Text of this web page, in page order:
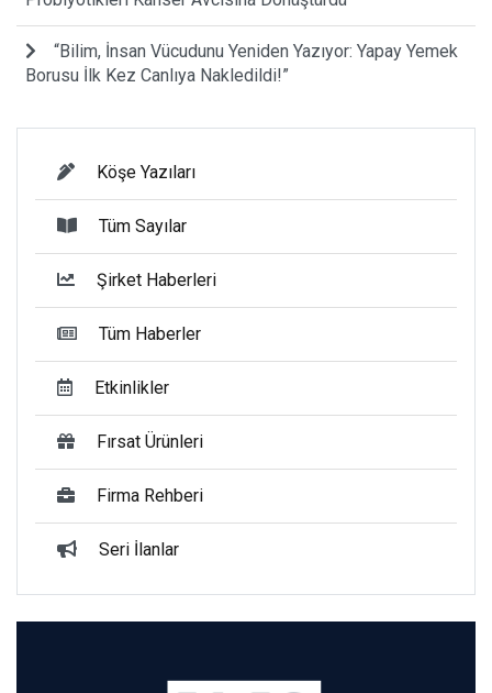
“Bilim, İnsan Vücudunu Yeniden Yazıyor: Yapay Yemek
Borusu İlk Kez Canlıya Nakledildi!”
Köşe Yazıları
Tüm Sayılar
Şirket Haberleri
Tüm Haberler
Etkinlikler
Fırsat Ürünleri
Firma Rehberi
Seri İlanlar